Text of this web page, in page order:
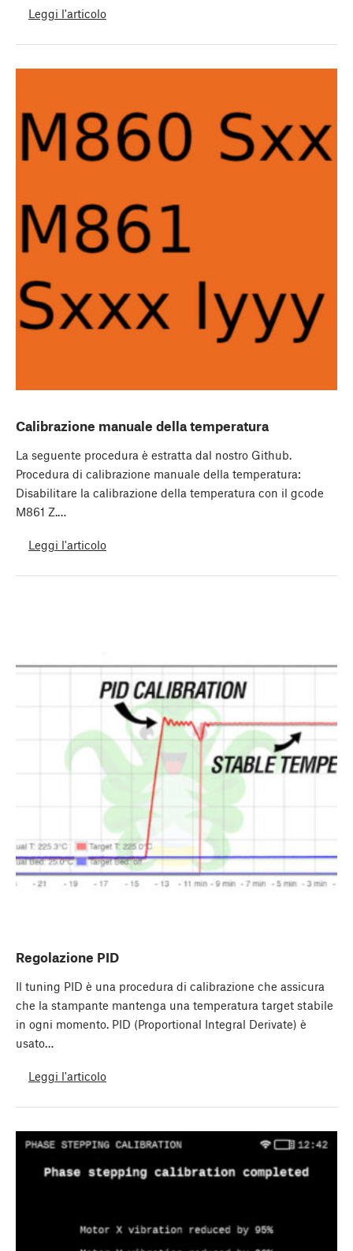
Leggi l'articolo
Calibrazione manuale della temperatura
La seguente procedura è estratta dal nostro Github.
Procedura di calibrazione manuale della temperatura:
Disabilitare la calibrazione della temperatura con il gcode
M861 Z.…
Leggi l'articolo
Regolazione PID
Il tuning PID è una procedura di calibrazione che assicura
che la stampante mantenga una temperatura target stabile
in ogni momento. PID (Proportional Integral Derivate) è
usato…
Leggi l'articolo